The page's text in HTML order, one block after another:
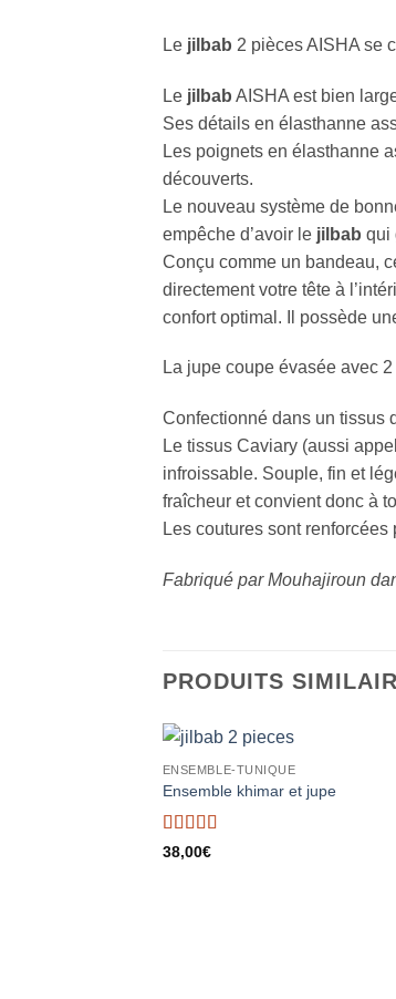
Le jilbab 2 pièces AISHA se
Le jilbab AISHA est bien
Ses détails en élasthanne
Les poignets en élasthanne
découverts.
Le nouveau système de
empêche d’avoir le jilbab qui
Conçu comme un bandeau,
directement votre tête à
confort optimal. Il possède
La jupe coupe évasée avec
Confectionné dans un tissus
Le tissus Caviary (aussi
infroissable. Souple, fin et
fraîcheur et convient donc à
Les coutures sont
Fabriqué par Mouhajiroun
PRODUITS
ENSEMBLE-TUNIQUE
Ensemble khimar et jupe
Note5sur 5
38,00€